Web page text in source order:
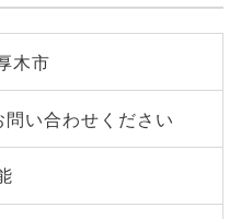
木市
問い合わせください